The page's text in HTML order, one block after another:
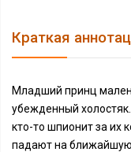
Краткая
Младший принц
убежденный
кто-то шпионит за их
падают на